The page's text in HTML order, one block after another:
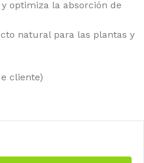
optimiza la absorción de
natural para las plantas y
cliente)